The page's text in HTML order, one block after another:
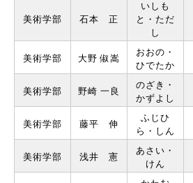
美術学部 ⽯本 正
いしも
と・ただ
し
美術学部 ⼤野 俶嵩
おおの・
ひでたか
美術学部 野崎 ⼀良
のざき・
かずよし
美術学部 藤平 伸
ふじひ
ら・しん
美術学部 浅井 憲
あさい・
けん